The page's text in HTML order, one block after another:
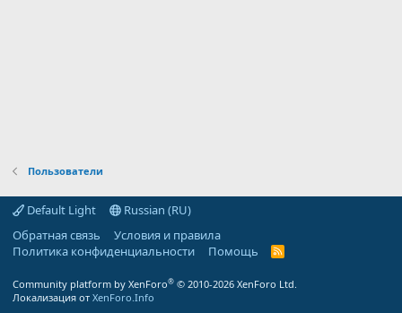
Пользователи
Default Light
Russian (RU)
Обратная связь
Условия и правила
Политика конфиденциальности
Помощь
R
Community platform by XenForo® © 2010-2026 XenForo Ltd.
Локализация от XenForo.Info